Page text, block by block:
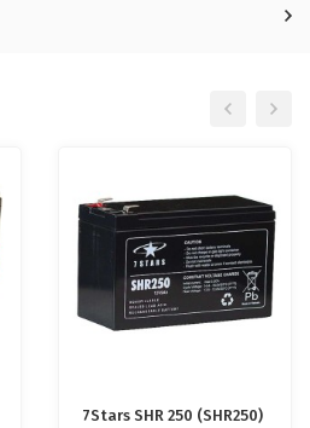
7Stars SHR 250 (SHR250)